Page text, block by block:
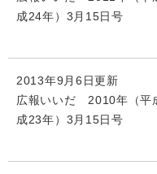
成24年）3月15日号
2013年9月6日更新
広報いいだ 2010年（平
成23年）3月15日号